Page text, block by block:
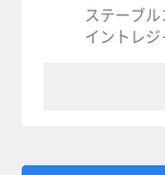
ステーブ
イントレ